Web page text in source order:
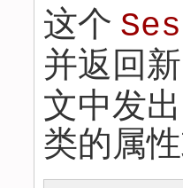
这个
并返回
文中发
类的属